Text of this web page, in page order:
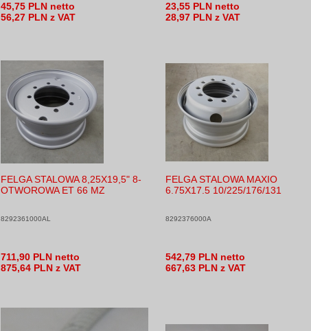
45,75 PLN netto
56,27 PLN z VAT
23,55 PLN netto
28,97 PLN z VAT
FELGA STALOWA 8,25X19,5" 8-
OTWOROWA ET 66 MZ
8292361000AL
711,90 PLN netto
875,64 PLN z VAT
FELGA STALOWA MAXIO
6.75X17.5 10/225/176/131
8292376000A
542,79 PLN netto
667,63 PLN z VAT